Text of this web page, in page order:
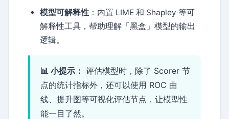
模型可解释性 ：内置 LIME 和 Shapley 等可
解释性工具，帮助理解「黑盒」模型的输出
逻辑。
📊 小提示： 评估模型时，除了 Scorer 节
点的统计指标外，还可以使用 ROC 曲
线、提升图等可视化评估节点，让模型性
能一目了然。